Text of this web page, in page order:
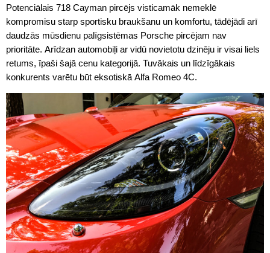
Potenciālais 718 Cayman pircējs visticamāk nemeklē
kompromisu starp sportisku braukšanu un komfortu, tādējādi arī
daudzās mūsdienu palīgsistēmas Porsche pircējam nav
prioritāte. Arīdzan automobiļi ar vidū novietotu dzinēju ir visai liels
retums, īpaši šajā cenu kategorijā. Tuvākais un līdzīgākais
konkurents varētu būt eksotiskā Alfa Romeo 4C.